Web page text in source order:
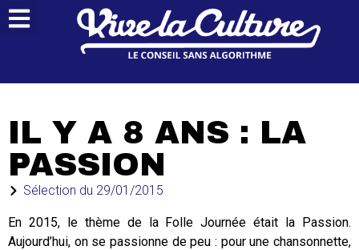
IL Y A 8 ANS : LA
PASSION
Sélection du 29/01/2015
En 2015, le thème de la Folle Journée était la Passion.
Aujourd’hui, on se passionne de peu : pour une chansonnette,